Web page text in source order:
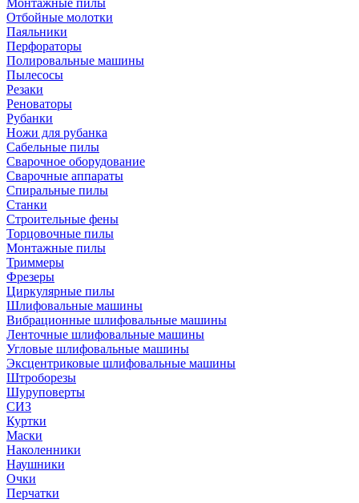
Монтажные пилы
Отбойные молотки
Паяльники
Перфораторы
Полировальные машины
Пылесосы
Резаки
Реноваторы
Рубанки
Ножи для рубанка
Сабельные пилы
Сварочное оборудование
Сварочные аппараты
Спиральные пилы
Станки
Строительные фены
Торцовочные пилы
Монтажные пилы
Триммеры
Фрезеры
Циркулярные пилы
Шлифовальные машины
Вибрационные шлифовальные машины
Ленточные шлифовальные машины
Угловые шлифовальные машины
Эксцентриковые шлифовальные машины
Штроборезы
Шуруповерты
СИЗ
Куртки
Маски
Наколенники
Наушники
Очки
Перчатки